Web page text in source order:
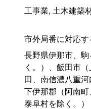
工事業, 土木建築
市外局番に対応す
長野県伊那市、
く。）、飯田市
田、南信濃八重河
下伊那郡（阿南
泰阜村を除く。）